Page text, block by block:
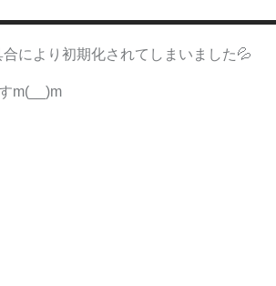
により初期化されてしまいました💦
m(__)m